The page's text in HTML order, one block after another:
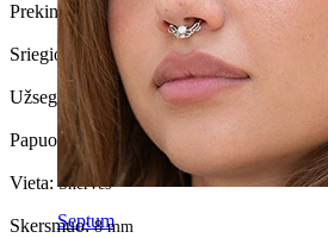
Septum
Prekinis ženklas: Bodymod Moments
Sriegio storis:0,8 mm
Užsegimo tipas: Sukta
Papuošalo tipas: Žiedinis
Vieta:Šnervės
Skersmuo:8 mm